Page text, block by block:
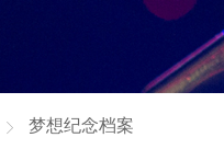
ꁕ 梦想纪念档案